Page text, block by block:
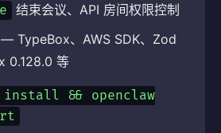
结束会议、API 房间权限控制
— TypeBox、AWS SDK、Zod
0.128.0 等
install && openclaw